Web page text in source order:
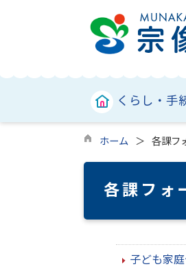
くらし・手
ホーム 各課フ
各課フォ
子ども家